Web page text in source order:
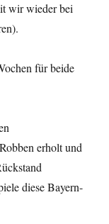
wir wieder bei
für beide
erholt und
diese Bayern-